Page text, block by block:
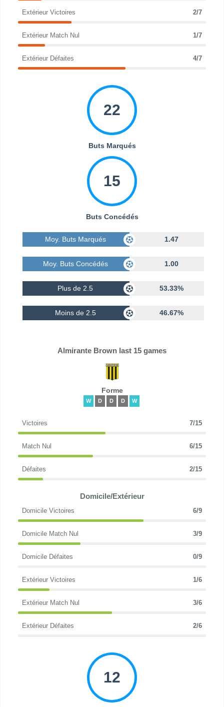
Extérieur Victoires 2/7
Extérieur Match Nul 1/7
Extérieur Défaites 4/7
22
Buts Marqués
15
Buts Concédés
Moy. Buts Marqués 1.47
Moy. Buts Concédés 1.00
Plus de 2.5 53.33%
Moins de 2.5 46.67%
Almirante Brown last 15 games
Forme
W D D D W
Victoires 7/15
Match Nul 6/15
Défaites 2/15
Domicile/Extérieur
Domicile Victoires 6/9
Domicile Match Nul 3/9
Domicile Défaites 0/9
Extérieur Victoires 1/6
Extérieur Match Nul 3/6
Extérieur Défaites 2/6
12